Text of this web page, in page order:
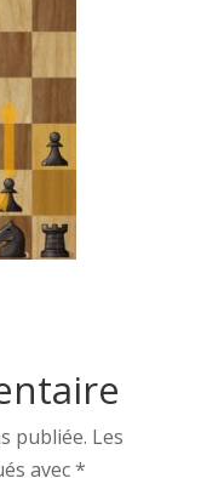
publiée. Les
avec*